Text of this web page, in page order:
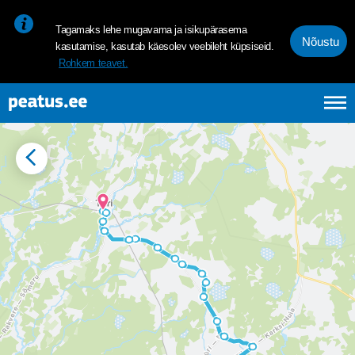
Tagamaks lehe mugavama ja isikupärasema
kasutamise, kasutab käesolev veebileht küpsiseid.
Rohkem teavet.
Nõustu